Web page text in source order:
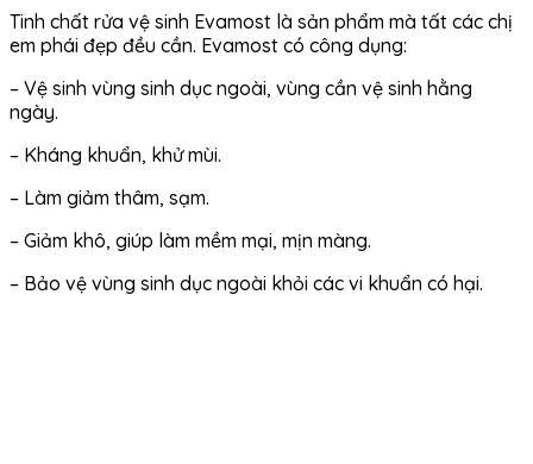
Tinh chất rửa vệ sinh Evamost là sản phẩm mà tất các chị
em phái đẹp đều cần. Evamost có công dụng:
– Vệ sinh vùng sinh dục ngoài, vùng cần vệ sinh hằng
ngày.
– Kháng khuẩn, khử mùi.
– Làm giảm thâm, sạm.
– Giảm khô, giúp làm mềm mại, mịn màng.
– Bảo vệ vùng sinh dục ngoài khỏi các vi khuẩn có hại.